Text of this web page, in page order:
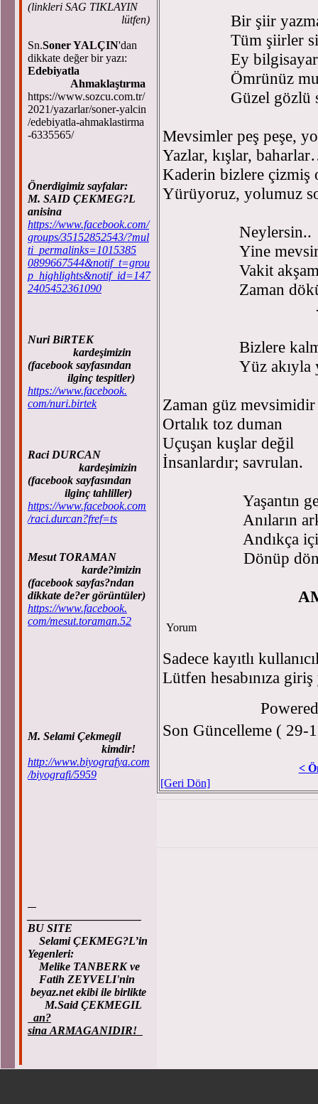
(linkleri SAG TIKLAYIN
lütfen)
Sn.Soner YALÇIN'dan
dikkate değer bir yazı:
Edebiyatla
Ahmaklaştırma
https://www.sozcu.com.tr/
2021/yazarlar/soner-yalcin
/edebiyatla-ahmaklastirma
-6335565/
Önerdigimiz sayfalar:
M. SAID ÇEKMEG?L
anisina
https://www.facebook.com/
groups/35152852543/?mul
ti_permalinks=1015385
0899667544&notif_t=grou
p_highlights&notif_id=147
2405452361090
Nuri BiRTEK
kardeşimizin
(facebook sayfasından
ilginç tespitler)
https://www.facebook.
com/nuri.birtek
Raci DURCAN
kardeşimizin
(facebook sayfasından
ilginç tahliller)
https://www.facebook.com
/raci.durcan?fref=ts
Mesut TORAMAN
karde?imizin
(facebook sayfas?ndan
dikkate de?er görüntüler)
https://www.facebook.
com/mesut.toraman.52
M. Selami Çekmegil
kimdir!
http://www.biyografya.com
/biyografi/5959
BU SITE
Selami ÇEKMEG?L’in
Yegenleri:
Melike TANBERK ve
Fatih ZEYVELI'nin
beyaz.net ekibi ile birlikte
M.Said ÇEKMEGIL
an?
sina ARMAGANIDIR!
Bir şiir
Tüm şiirler
Ey bilgisayar
Ömrünüz
Güzel gözlü
Mevsimler peş peşe,
Yazlar, kışlar,
Kaderin bizlere çizmiş
Yürüyoruz, yolumuz
Neylersin..
Yine mevsim
Vakit
Zaman
-
Bizlere kalmış
Yüz akıyla
Zaman güz mevsimidir
Ortalık toz duman
Uçuşan kuşlar değil
İnsanlardır; savrulan.
Yaşantın geride
Anıların
Andıkça için
Dönüp dönüp
AMCA/
Yorum
Sadece kayıtlı
Lütfen hesabınıza
Son Güncelleme ( 29-
<
[Geri Dön]